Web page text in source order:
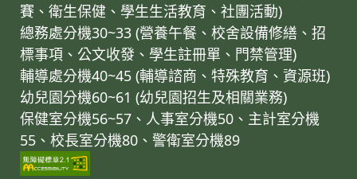
賽、衛生保健、學生生活教育、社團活動)
總務處分機30~33 (營養午餐、校舍設備修繕、招
標事項、公文收發、學生註冊單、門禁管理)
輔導處分機40~45 (輔導諮商、特殊教育、資源班)
幼兒園分機60~61 (幼兒園招生及相關業務)
保健室分機56~57、人事室分機50、主計室分機
55、校長室分機80、警衛室分機89